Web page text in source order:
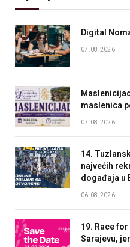
Digital
07.08.2026
maslenica
07.08.2026
14.
najvećih
događaja u
06.08.2026
19. Race
Sarajevu,